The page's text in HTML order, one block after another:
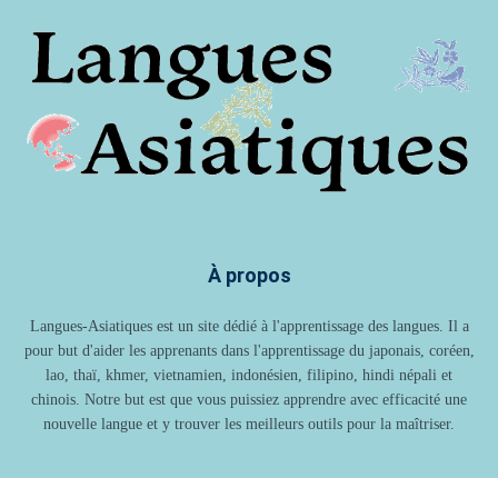
À propos
Langues-Asiatiques est un site dédié à l'apprentissage des langues. Il a
pour but d'aider les apprenants dans l'apprentissage du japonais, coréen,
lao, thaï, khmer, vietnamien, indonésien, filipino, hindi népali et
chinois. Notre but est que vous puissiez apprendre avec efficacité une
nouvelle langue et y trouver les meilleurs outils pour la maîtriser.